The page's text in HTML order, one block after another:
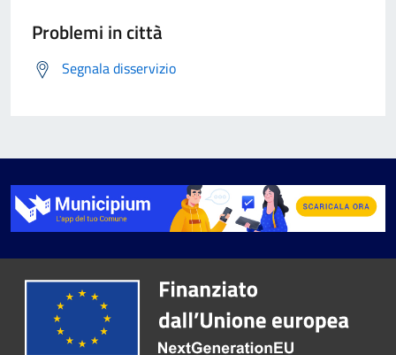
Problemi in città
Segnala disservizio